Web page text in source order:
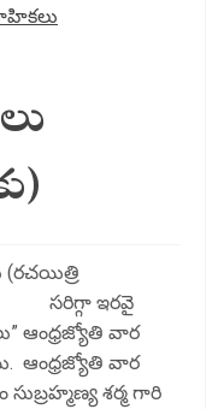
(రచయిత్రి
సరిగ్గా ఇరవై
ఆంధ్రజ్యోతి వార
ఆంధ్రజ్యోతి వార
సుబ్రహ్మణ్య శర్మ గారి